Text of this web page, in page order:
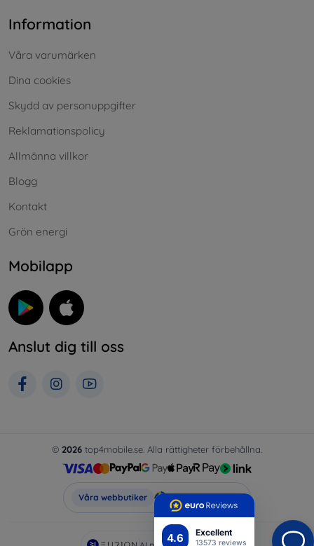
4.6 Excellent
13573 reviews
Information
Våra varumärken
Dina cookies
Skydd av personuppgifter
Reklamationspolicy
Allmänna villkor
Blogg
Kontakt
Grön energi
Mobilapp
Anslut dig till oss
© 2026 top4mobile.se. Alla rättigheter förbehållna.
Våra webbutiker Top4Mobile.se